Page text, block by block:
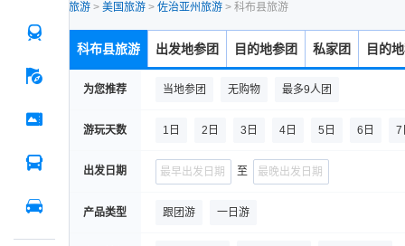
旅游 > 美国旅游 > 佐治亚州旅游 > 科布县旅游
科布县旅游 出发地参团 目的地参团 私家团 目的
为您推荐 当地参团 无购物 最多9人团
游玩天数 1日 2日 3日 4日 5日 6日 7
出发日期 至
产品类型 跟团游 一日游